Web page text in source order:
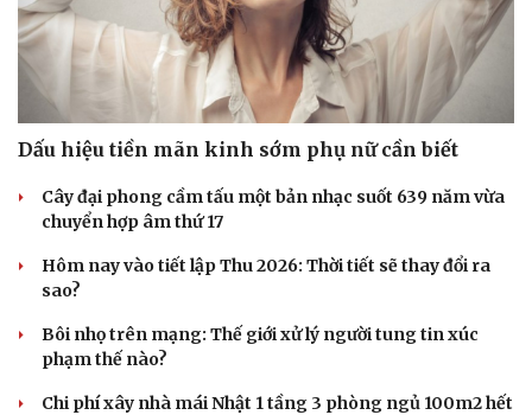
Dấu hiệu tiền mãn kinh sớm phụ nữ cần biết
Cây đại phong cầm tấu một bản nhạc suốt 639 năm vừa
chuyển hợp âm thứ 17
Hôm nay vào tiết lập Thu 2026: Thời tiết sẽ thay đổi ra
sao?
Bôi nhọ trên mạng: Thế giới xử lý người tung tin xúc
phạm thế nào?
Chi phí xây nhà mái Nhật 1 tầng 3 phòng ngủ 100m2 hết